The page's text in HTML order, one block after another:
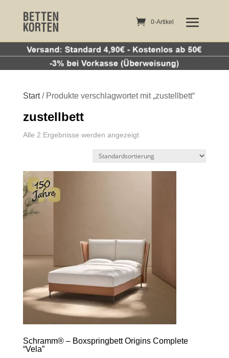
0-Artikel
Start/ Produkte verschlagwortet mit „zustellbett“
zustellbett
Alle 2 Ergebnisse werden angezeigt
Schramm® – Boxspringbett Origins Complete
“Vela”